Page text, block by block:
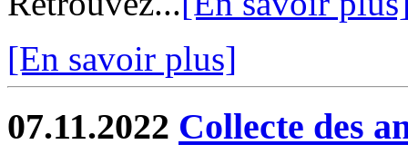
[En savoir plus]
07.11.2022 Collecte des